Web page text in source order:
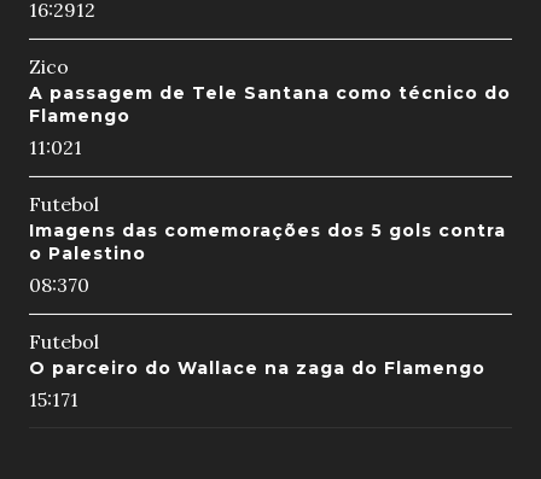
16:2912
Zico
A passagem de Tele Santana como técnico do
Flamengo
11:021
Futebol
Imagens das comemorações dos 5 gols contra
o Palestino
08:370
Futebol
O parceiro do Wallace na zaga do Flamengo
15:171